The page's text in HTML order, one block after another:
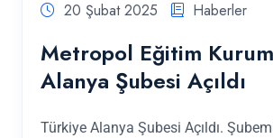
20 Şubat 2025 Haberler
Metropol Eğitim
Alanya Şubesi Açıldı
Türkiye Alanya Şubesi Açıldı.